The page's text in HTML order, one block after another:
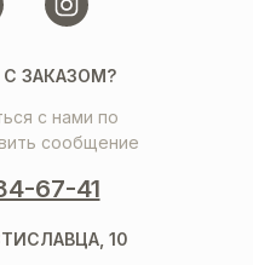
ЗАКАЗОМ?
с нами по
сообщение
67-41
10